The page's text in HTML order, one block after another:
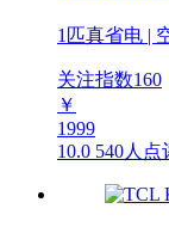
1匹真省电 |
关注指数160
￥
1999
10.0 540人点